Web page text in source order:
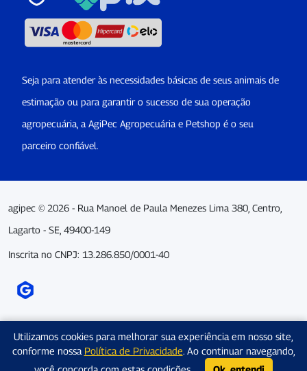
Seja para atender às necessidades básicas de seus animais de
estimação ou para garantir o sucesso de sua operação
agropecuária, a AgiPec Agropecuária e Petshop é o seu
parceiro confiável.
agipec © 2026 - Rua Manoel de Paula Menezes Lima 380, Centro,
Lagarto - SE, 49400-149
Inscrita no CNPJ: 13.286.850/0001-40
Utilizamos cookies para melhorar sua experiência em nosso site,
conforme nossa Política de Privacidade. Ao continuar navegando,